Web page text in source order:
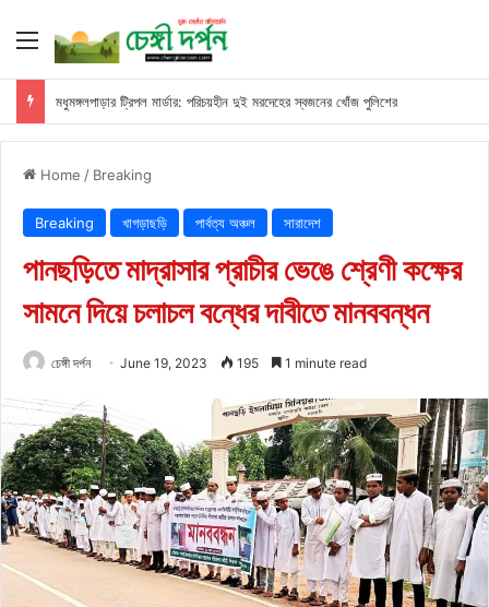
Menu
মধুমঙ্গলপাড়ার ট্রিপল মার্ডার: পরিচয়হীন দুই মরদেহের স্বজনের খোঁজ পুলিশের
Home / Breaking
Breaking খাগড়াছড়ি পার্বত্য অঞ্চল সারাদেশ
পানছড়িতে মাদ্রাসার প্রাচীর ভেঙে শ্রেণী কক্ষের
সামনে দিয়ে চলাচল বন্ধের দাবীতে মানববন্ধন
চেঙ্গী দর্পন June 19, 2023 195 1 minute read